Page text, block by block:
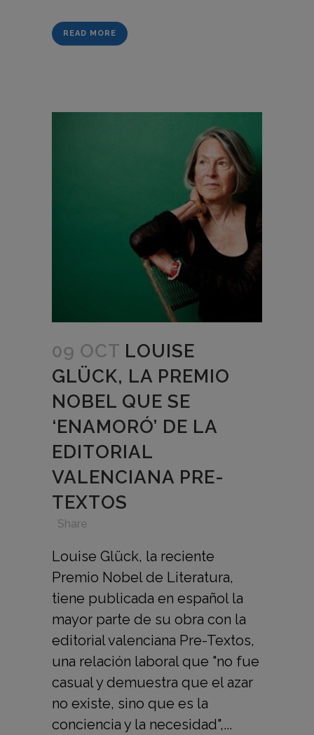
READ MORE
09 OCT LOUISE
GLÜCK, LA PREMIO
NOBEL QUE SE
‘ENAMORÓ’ DE LA
EDITORIAL
VALENCIANA PRE-
TEXTOS
Share
Louise Glück, la reciente
Premio Nobel de Literatura,
tiene publicada en español la
mayor parte de su obra con la
editorial valenciana Pre-Textos,
una relación laboral que "no fue
casual y demuestra que el azar
no existe, sino que es la
conciencia y la necesidad",...